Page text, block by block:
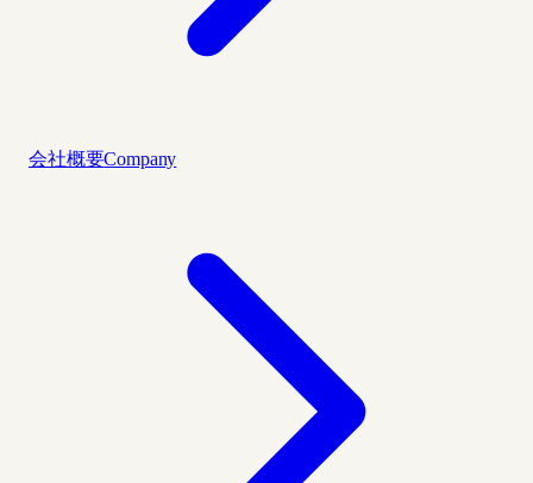
会社概要Company